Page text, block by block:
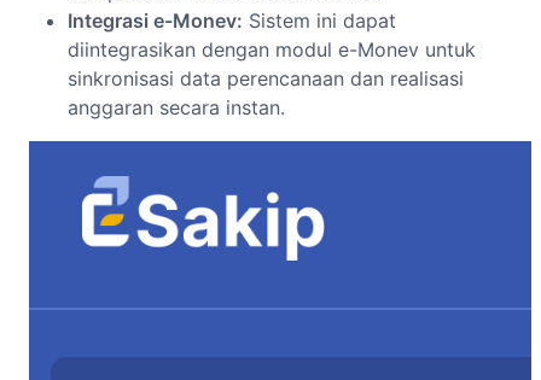
Integrasi e-Monev: Sistem ini dapat
diintegrasikan dengan modul e-Monev untuk
sinkronisasi data perencanaan dan realisasi
anggaran secara instan.